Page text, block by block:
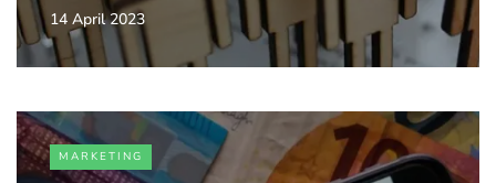
14 April 2023
MARKETING